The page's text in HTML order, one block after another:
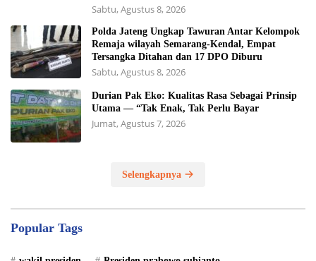
Sabtu, Agustus 8, 2026
Polda Jateng Ungkap Tawuran Antar Kelompok
Remaja wilayah Semarang-Kendal, Empat
Tersangka Ditahan dan 17 DPO Diburu
Sabtu, Agustus 8, 2026
Durian Pak Eko: Kualitas Rasa Sebagai Prinsip
Utama — “Tak Enak, Tak Perlu Bayar
Jumat, Agustus 7, 2026
Selengkapnya
Popular Tags